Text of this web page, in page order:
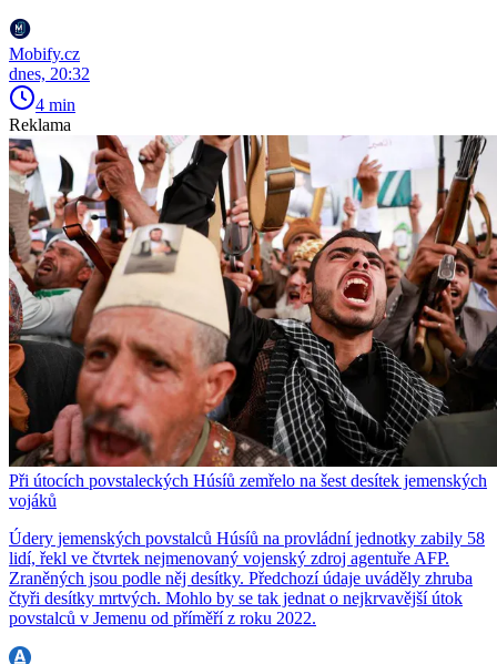
Mobify.cz
dnes, 20:32
4 min
Reklama
Při útocích povstaleckých Húsíů zemřelo na šest desítek jemenských
vojáků
Údery jemenských povstalců Húsíů na provládní jednotky zabily 58
lidí, řekl ve čtvrtek nejmenovaný vojenský zdroj agentuře AFP.
Zraněných jsou podle něj desítky. Předchozí údaje uváděly zhruba
čtyři desítky mrtvých. Mohlo by se tak jednat o nejkrvavější útok
povstalců v Jemenu od příměří z roku 2022.